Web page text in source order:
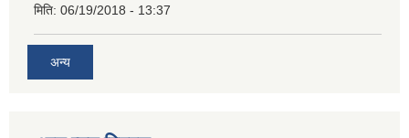
मिति: 06/19/2018 - 13:37
अन्य